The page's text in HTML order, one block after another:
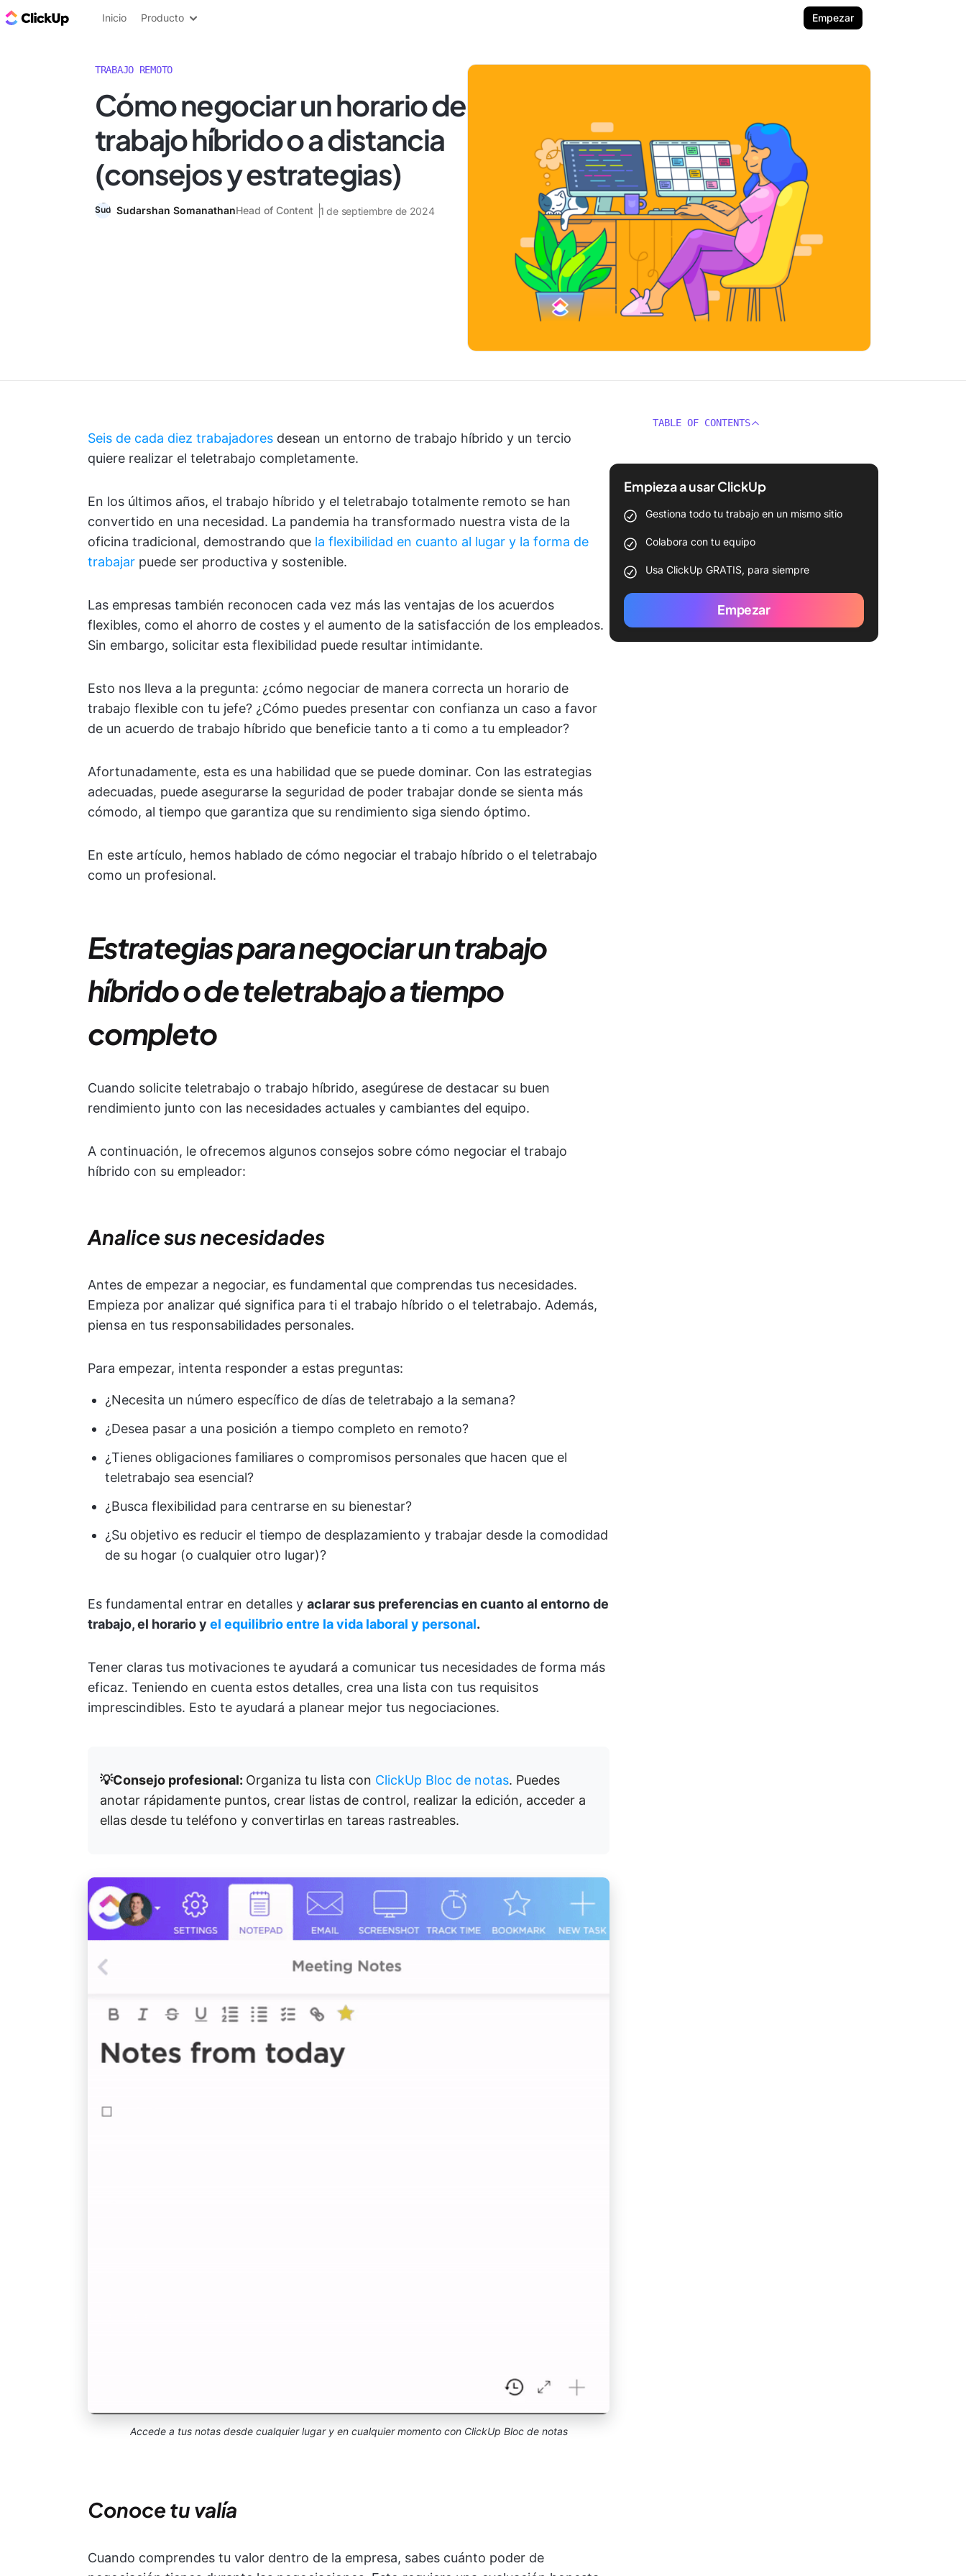
ClickUp Blog
Inicio Producto Empezar
TRABAJO REMOTO
Cómo negociar un horario de
trabajo híbrido o a distancia
(consejos y estrategias)
Sudarshan SomanathanHead of Content 1 de septiembre de 2024
Seis de cada diez trabajadores desean un entorno de trabajo híbrido y un tercio
quiere realizar el teletrabajo completamente.
En los últimos años, el trabajo híbrido y el teletrabajo totalmente remoto se han
convertido en una necesidad. La pandemia ha transformado nuestra vista de la
oficina tradicional, demostrando que la flexibilidad en cuanto al lugar y la forma de
trabajar puede ser productiva y sostenible.
Las empresas también reconocen cada vez más las ventajas de los acuerdos
flexibles, como el ahorro de costes y el aumento de la satisfacción de los empleados.
Sin embargo, solicitar esta flexibilidad puede resultar intimidante.
Esto nos lleva a la pregunta: ¿cómo negociar de manera correcta un horario de
trabajo flexible con tu jefe? ¿Cómo puedes presentar con confianza un caso a favor
de un acuerdo de trabajo híbrido que beneficie tanto a ti como a tu empleador?
Afortunadamente, esta es una habilidad que se puede dominar. Con las estrategias
adecuadas, puede asegurarse la seguridad de poder trabajar donde se sienta más
cómodo, al tiempo que garantiza que su rendimiento siga siendo óptimo.
En este artículo, hemos hablado de cómo negociar el trabajo híbrido o el teletrabajo
como un profesional.
Estrategias para negociar un trabajo
híbrido o de teletrabajo a tiempo
completo
Cuando solicite teletrabajo o trabajo híbrido, asegúrese de destacar su buen
rendimiento junto con las necesidades actuales y cambiantes del equipo.
A continuación, le ofrecemos algunos consejos sobre cómo negociar el trabajo
híbrido con su empleador:
Analice sus necesidades
Antes de empezar a negociar, es fundamental que comprendas tus necesidades.
Empieza por analizar qué significa para ti el trabajo híbrido o el teletrabajo. Además,
piensa en tus responsabilidades personales.
Para empezar, intenta responder a estas preguntas:
¿Necesita un número específico de días de teletrabajo a la semana?
¿Desea pasar a una posición a tiempo completo en remoto?
¿Tienes obligaciones familiares o compromisos personales que hacen que el
teletrabajo sea esencial?
¿Busca flexibilidad para centrarse en su bienestar?
¿Su objetivo es reducir el tiempo de desplazamiento y trabajar desde la comodidad
de su hogar (o cualquier otro lugar)?
Es fundamental entrar en detalles y aclarar sus preferencias en cuanto al entorno de
trabajo, el horario y el equilibrio entre la vida laboral y personal.
Tener claras tus motivaciones te ayudará a comunicar tus necesidades de forma más
eficaz. Teniendo en cuenta estos detalles, crea una lista con tus requisitos
imprescindibles. Esto te ayudará a planear mejor tus negociaciones.
💡Consejo profesional: Organiza tu lista con ClickUp Bloc de notas. Puedes
anotar rápidamente puntos, crear listas de control, realizar la edición, acceder a
ellas desde tu teléfono y convertirlas en tareas rastreables.
Accede a tus notas desde cualquier lugar y en cualquier momento con ClickUp Bloc de notas
Conoce tu valía
Cuando comprendes tu valor dentro de la empresa, sabes cuánto poder de
TABLE OF CONTENTS
Empieza a usar ClickUp
Gestiona todo tu trabajo en un mismo sitio
Colabora con tu equipo
Usa ClickUp GRATIS, para siempre
Empezar